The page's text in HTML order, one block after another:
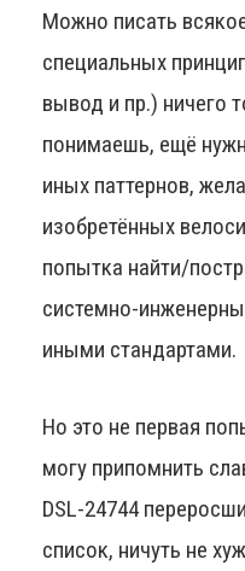
Можно писать
специальных
вывод и пр.) ничего
понимаешь, ещё
иных паттернов,
изобретённых
попытка найти/
системно-
иными стандартами.
Но это не первая
могу припомнить
DSL-24744
список, ничуть не